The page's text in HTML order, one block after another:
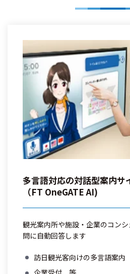
多言語対応の対話型案内サ
（FT OneGATE AI)
観光案内所や施設・企業のコン
問に自動回答します
訪日観光客向けの多言語案内